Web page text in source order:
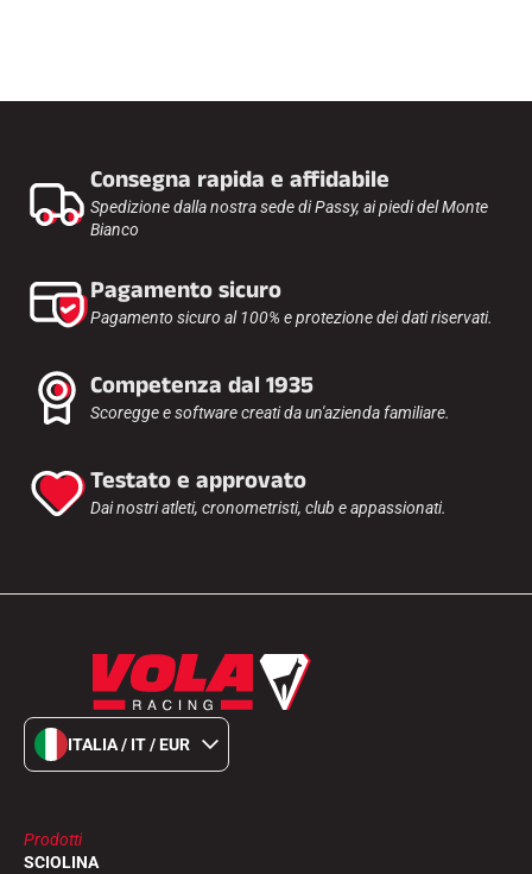
Consegna rapida e affidabile
Spedizione dalla nostra sede di Passy, ai piedi del Monte
Bianco
Pagamento sicuro
Pagamento sicuro al 100% e protezione dei dati riservati.
Competenza dal 1935
Scoregge e software creati da un'azienda familiare.
Testato e approvato
Dai nostri atleti, cronometristi, club e appassionati.
ITALIA / IT / EUR
Prodotti
SCIOLINA